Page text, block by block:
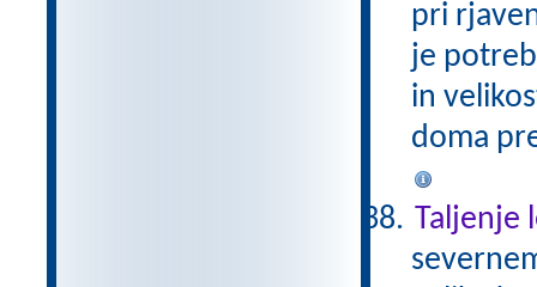
pri
je
in
doma
Taljenje